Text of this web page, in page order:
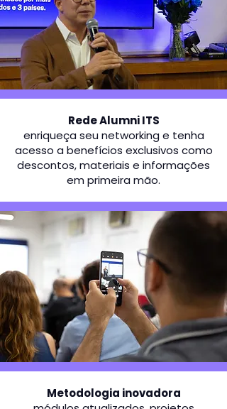
Rede Alumni ITS
enriqueça seu networking e tenha
acesso a benefícios exclusivos como
descontos, materiais e informações
em primeira mão.
Metodologia inovadora